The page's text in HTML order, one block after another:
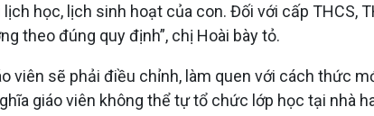
học, lịch sinh hoạt của con. Đối với cấp THCS,
theo đúng quy định”, chị Hoài bày tỏ.
viên sẽ phải điều chỉnh, làm quen với cách thức
giáo viên không thể tự tổ chức lớp học tại nhà